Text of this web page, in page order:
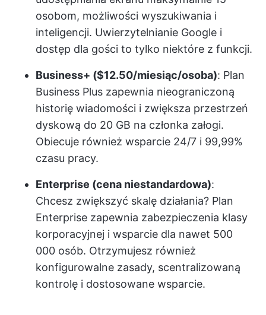
osobom, możliwości wyszukiwania i
inteligencji. Uwierzytelnianie Google i
dostęp dla gości to tylko niektóre z funkcji.
Business+ ($12.50/miesiąc/osoba): Plan
Business Plus zapewnia nieograniczoną
historię wiadomości i zwiększa przestrzeń
dyskową do 20 GB na członka załogi.
Obiecuje również wsparcie 24/7 i 99,99%
czasu pracy.
Enterprise (cena niestandardowa):
Chcesz zwiększyć skalę działania? Plan
Enterprise zapewnia zabezpieczenia klasy
korporacyjnej i wsparcie dla nawet 500
000 osób. Otrzymujesz również
konfigurowalne zasady, scentralizowaną
kontrolę i dostosowane wsparcie.